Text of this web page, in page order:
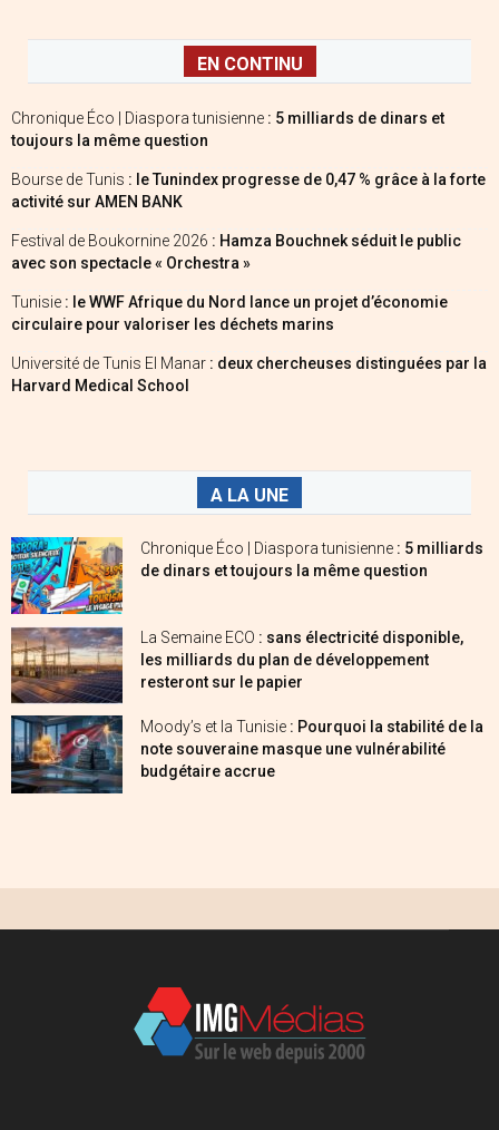
EN CONTINU
Chronique Éco | Diaspora tunisienne : 5 milliards de dinars et
toujours la même question
Bourse de Tunis : le Tunindex progresse de 0,47 % grâce à la forte
activité sur AMEN BANK
Festival de Boukornine 2026 : Hamza Bouchnek séduit le public
avec son spectacle « Orchestra »
Tunisie : le WWF Afrique du Nord lance un projet d’économie
circulaire pour valoriser les déchets marins
Université de Tunis El Manar : deux chercheuses distinguées par la
Harvard Medical School
A LA UNE
Chronique Éco | Diaspora tunisienne : 5 milliards
de dinars et toujours la même question
La Semaine ECO : sans électricité disponible,
les milliards du plan de développement
resteront sur le papier
Moody’s et la Tunisie : Pourquoi la stabilité de la
note souveraine masque une vulnérabilité
budgétaire accrue